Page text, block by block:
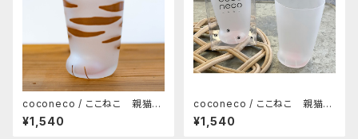
coconeco / ここねこ 親猫タ
ンブラー 300ml（トラ）
¥1,540
coconeco / ここねこ 親猫タ
ンブラー 300ml（ムジ）
¥1,540